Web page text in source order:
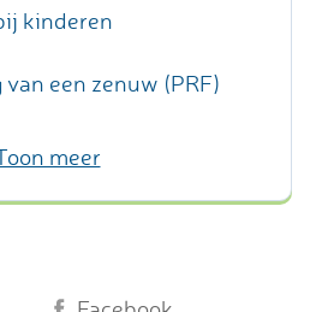
kinderen
een zenuw (PRF)
meer